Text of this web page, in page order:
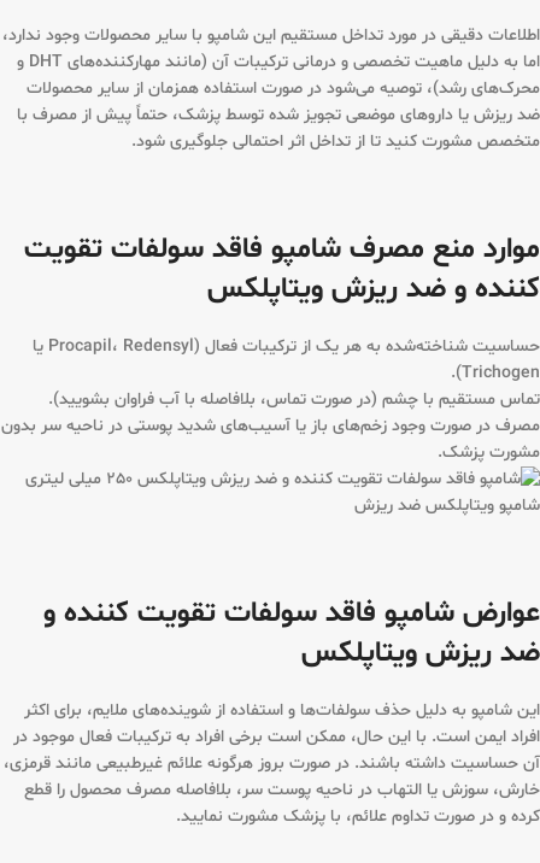
اطلاعات دقیقی در مورد تداخل مستقیم این شامپو با سایر محصولات وجود ندارد،
اما به دلیل ماهیت تخصصی و درمانی ترکیبات آن (مانند مهارکننده‌های DHT و
محرک‌های رشد)، توصیه می‌شود در صورت استفاده همزمان از سایر محصولات
ضد ریزش یا داروهای موضعی تجویز شده توسط پزشک، حتماً پیش از مصرف با
متخصص مشورت کنید تا از تداخل اثر احتمالی جلوگیری شود.
موارد منع مصرف شامپو فاقد سولفات تقویت
کننده و ضد ریزش ویتاپلکس
حساسیت شناخته‌شده به هر یک از ترکیبات فعال (Procapil، Redensyl یا
Trichogen).
تماس مستقیم با چشم (در صورت تماس، بلافاصله با آب فراوان بشویید).
مصرف در صورت وجود زخم‌های باز یا آسیب‌های شدید پوستی در ناحیه سر بدون
مشورت پزشک.
شامپو ویتاپلکس ضد ریزش
عوارض شامپو فاقد سولفات تقویت کننده و
ضد ریزش ویتاپلکس
این شامپو به دلیل حذف سولفات‌ها و استفاده از شوینده‌های ملایم، برای اکثر
افراد ایمن است. با این حال، ممکن است برخی افراد به ترکیبات فعال موجود در
آن حساسیت داشته باشند. در صورت بروز هرگونه علائم غیرطبیعی مانند قرمزی،
خارش، سوزش یا التهاب در ناحیه پوست سر، بلافاصله مصرف محصول را قطع
کرده و در صورت تداوم علائم، با پزشک مشورت نمایید.